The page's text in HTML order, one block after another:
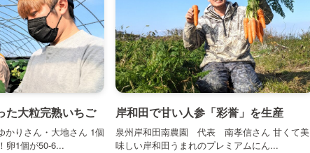
た大粒完熟いちご
りさん・大地さん 1個
卵1個が50-6...
岸和田で甘い人参「彩誉」を生産
泉州岸和田南農園 代表 南孝信さん 甘くて美
味しい岸和田うまれのプレミアムにん...